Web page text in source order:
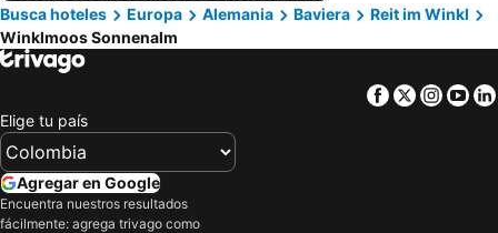
Busca hoteles
Europa Alemania Baviera
Reit im Winkl
Winklmoos Sonnenalm
Facebook
Twitter
Elige tu país
Agregar en Google
Encuentra nuestros resultados
fácilmente: agrega trivago como